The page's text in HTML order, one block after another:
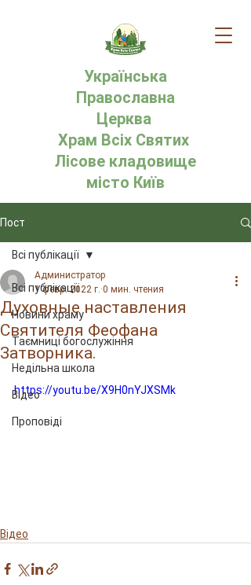
Українська
Православна
Церква
Храм Всіх Святих
Лісове кладовище
місто Київ
Пост
Всі публікації
Новини храму
Таємниці богослужіння
Недільна школа
Відео
Проповіді
Всі публікації
Духовные наставления
Святителя Феофана
Затворника.
Администратор
1 февр. 2022 г. 0 мин. чтения
https://youtu.be/X9H0nYJXSMk
Відео